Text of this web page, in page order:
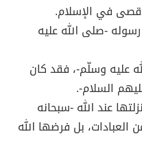
في الإسلام.
رسوله -صلى الله عليه
عليه وسلّم-، فقد كان
السلام-.
عند الله -سبحانه
بل فرضها الله